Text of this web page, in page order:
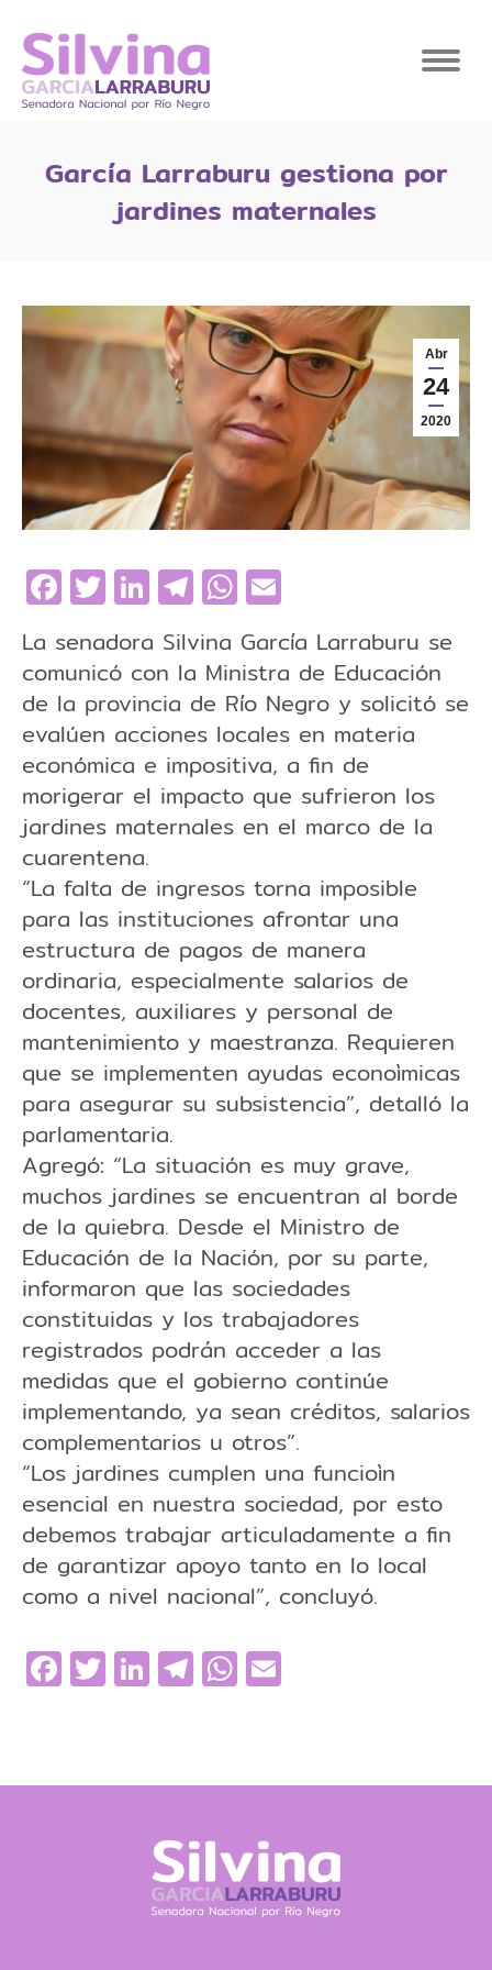
García Larraburu gestiona por
jardines maternales
Abr
24
2020
Facebook
Twitter
LinkedIn
Telegram
WhatsApp
La senadora Silvina García Larraburu se
comunicó con la Ministra de Educación
de la provincia de Río Negro y solicitó se
evalúen acciones locales en materia
económica e impositiva, a fin de
morigerar el impacto que sufrieron los
jardines maternales en el marco de la
cuarentena.
“La falta de ingresos torna imposible
para las instituciones afrontar una
estructura de pagos de manera
ordinaria, especialmente salarios de
docentes, auxiliares y personal de
mantenimiento y maestranza. Requieren
que se implementen ayudas econoìmicas
para asegurar su subsistencia”, detalló la
parlamentaria.
Agregó: “La situación es muy grave,
muchos jardines se encuentran al borde
de la quiebra. Desde el Ministro de
Educación de la Nación, por su parte,
informaron que las sociedades
constituidas y los trabajadores
registrados podrán acceder a las
medidas que el gobierno continúe
implementando, ya sean créditos, salarios
complementarios u otros”.
“Los jardines cumplen una funcioìn
esencial en nuestra sociedad, por esto
debemos trabajar articuladamente a fin
de garantizar apoyo tanto en lo local
como a nivel nacional”, concluyó.
Facebook
Twitter
LinkedIn
Telegram
WhatsApp